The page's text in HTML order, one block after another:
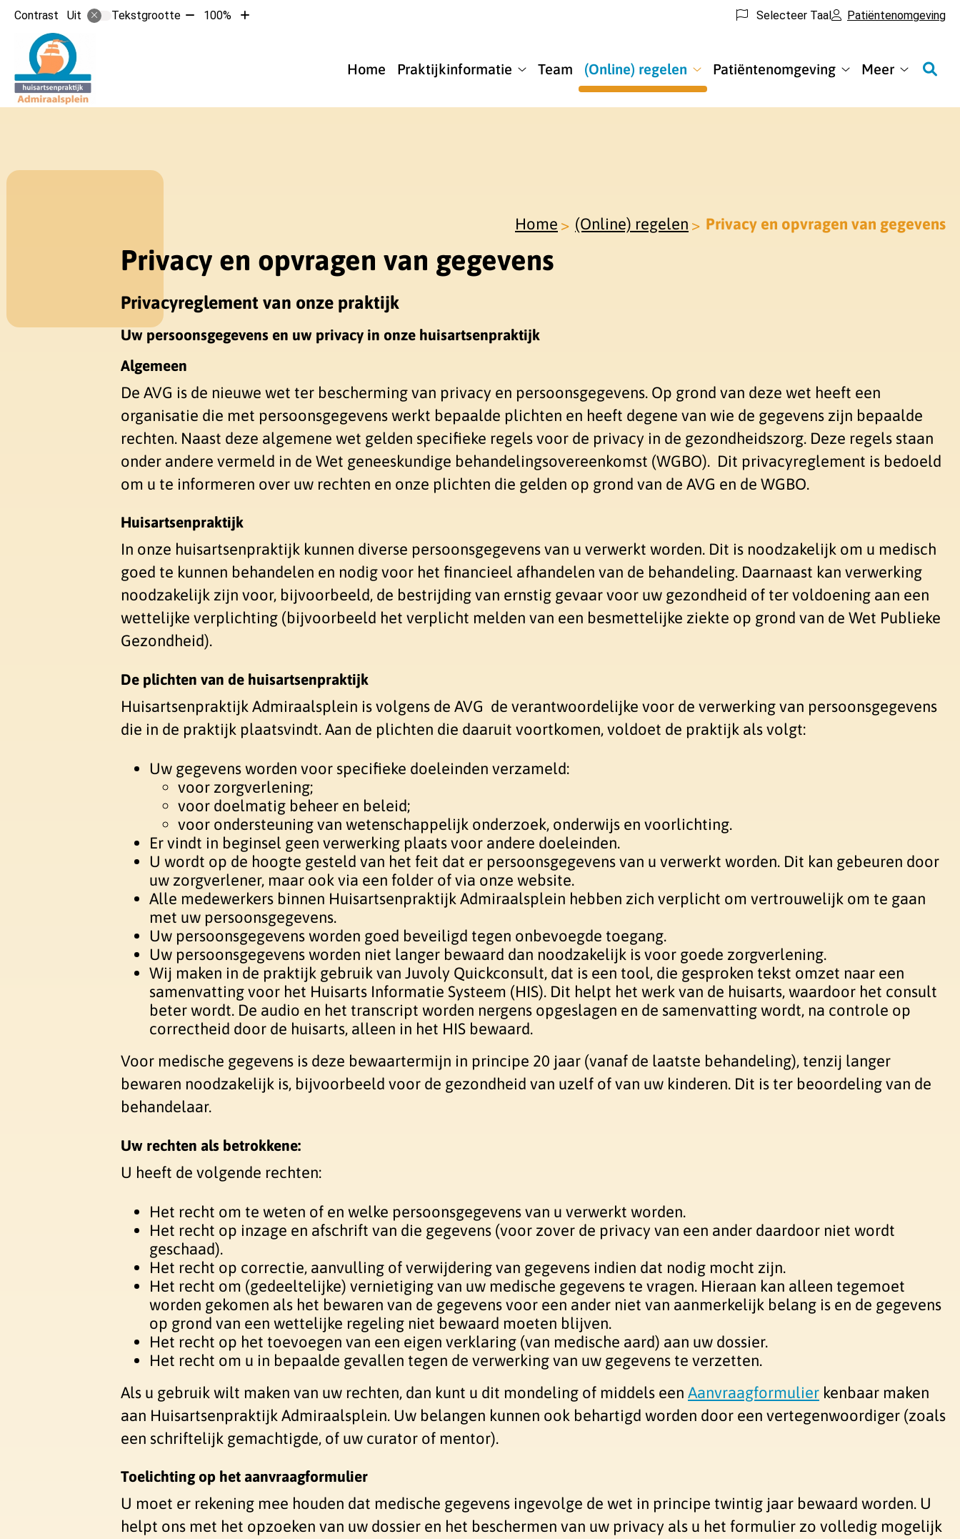
Contrast Uit Tekstgrootte Tekst100%
Tekst
Selecteer Taal Patiëntenomgeving
Home Praktijkinformatie
Praktijkinformatie
Team (Online) regelen
regelen
submenu
Patiëntenomgeving Meer
Home (Online) regelen Privacy en opvragen van gegevens
Privacy en opvragen van gegevens
Privacyreglement van onze praktijk
Uw persoonsgegevens en uw privacy in onze huisartsenpraktijk
Algemeen
De AVG is de nieuwe wet ter bescherming van privacy en persoonsgegevens. Op grond van deze wet heeft een
organisatie die met persoonsgegevens werkt bepaalde plichten en heeft degene van wie de gegevens zijn bepaalde
rechten. Naast deze algemene wet gelden specifieke regels voor de privacy in de gezondheidszorg. Deze regels staan
onder andere vermeld in de Wet geneeskundige behandelingsovereenkomst (WGBO). Dit privacyreglement is bedoeld
om u te informeren over uw rechten en onze plichten die gelden op grond van de AVG en de WGBO.
Huisartsenpraktijk
In onze huisartsenpraktijk kunnen diverse persoonsgegevens van u verwerkt worden. Dit is noodzakelijk om u medisch
goed te kunnen behandelen en nodig voor het financieel afhandelen van de behandeling. Daarnaast kan verwerking
noodzakelijk zijn voor, bijvoorbeeld, de bestrijding van ernstig gevaar voor uw gezondheid of ter voldoening aan een
wettelijke verplichting (bijvoorbeeld het verplicht melden van een besmettelijke ziekte op grond van de Wet Publieke
Gezondheid).
De plichten van de huisartsenpraktijk
Huisartsenpraktijk Admiraalsplein is volgens de AVG de verantwoordelijke voor de verwerking van persoonsgegevens
die in de praktijk plaatsvindt. Aan de plichten die daaruit voortkomen, voldoet de praktijk als volgt:
Uw gegevens worden voor specifieke doeleinden verzameld:
voor zorgverlening;
voor doelmatig beheer en beleid;
voor ondersteuning van wetenschappelijk onderzoek, onderwijs en voorlichting.
Er vindt in beginsel geen verwerking plaats voor andere doeleinden.
U wordt op de hoogte gesteld van het feit dat er persoonsgegevens van u verwerkt worden. Dit kan gebeuren door
uw zorgverlener, maar ook via een folder of via onze website.
Alle medewerkers binnen Huisartsenpraktijk Admiraalsplein hebben zich verplicht om vertrouwelijk om te gaan
met uw persoonsgegevens.
Uw persoonsgegevens worden goed beveiligd tegen onbevoegde toegang.
Uw persoonsgegevens worden niet langer bewaard dan noodzakelijk is voor goede zorgverlening.
Wij maken in de praktijk gebruik van Juvoly Quickconsult, dat is een tool, die gesproken tekst omzet naar een
samenvatting voor het Huisarts Informatie Systeem (HIS). Dit helpt het werk van de huisarts, waardoor het consult
beter wordt. De audio en het transcript worden nergens opgeslagen en de samenvatting wordt, na controle op
correctheid door de huisarts, alleen in het HIS bewaard.
Voor medische gegevens is deze bewaartermijn in principe 20 jaar (vanaf de laatste behandeling), tenzij langer
bewaren noodzakelijk is, bijvoorbeeld voor de gezondheid van uzelf of van uw kinderen. Dit is ter beoordeling van de
behandelaar.
Uw rechten als betrokkene:
U heeft de volgende rechten:
Het recht om te weten of en welke persoonsgegevens van u verwerkt worden.
Het recht op inzage en afschrift van die gegevens (voor zover de privacy van een ander daardoor niet wordt
geschaad).
Het recht op correctie, aanvulling of verwijdering van gegevens indien dat nodig mocht zijn.
Het recht om (gedeeltelijke) vernietiging van uw medische gegevens te vragen. Hieraan kan alleen tegemoet
worden gekomen als het bewaren van de gegevens voor een ander niet van aanmerkelijk belang is en de gegevens
op grond van een wettelijke regeling niet bewaard moeten blijven.
Het recht op het toevoegen van een eigen verklaring (van medische aard) aan uw dossier.
Het recht om u in bepaalde gevallen tegen de verwerking van uw gegevens te verzetten.
Als u gebruik wilt maken van uw rechten, dan kunt u dit mondeling of middels een Aanvraagformulier kenbaar maken
aan Huisartsenpraktijk Admiraalsplein. Uw belangen kunnen ook behartigd worden door een vertegenwoordiger (zoals
een schriftelijk gemachtigde, of uw curator of mentor).
Toelichting op het aanvraagformulier
U moet er rekening mee houden dat medische gegevens ingevolge de wet in principe twintig jaar bewaard worden. U
helpt ons met het opzoeken van uw dossier en het beschermen van uw privacy als u het formulier zo volledig mogelijk